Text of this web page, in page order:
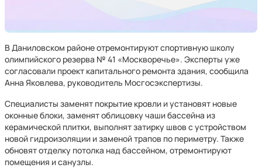
В Даниловском районе отремонтируют спортивную школу
олимпийского резерва № 41 «Москворечье». Эксперты уже
согласовали проект капитального ремонта здания, сообщила
Анна Яковлева, руководитель Мосгосэкспертизы.
Специалисты заменят покрытие кровли и установят новые
оконные блоки, заменят облицовку чаши бассейна из
керамической плитки, выполнят затирку швов с устройством
новой гидроизоляции и заменой трапов по периметру. Также
обновят отделку потолка над бассейном, отремонтируют
помещения и санузлы.